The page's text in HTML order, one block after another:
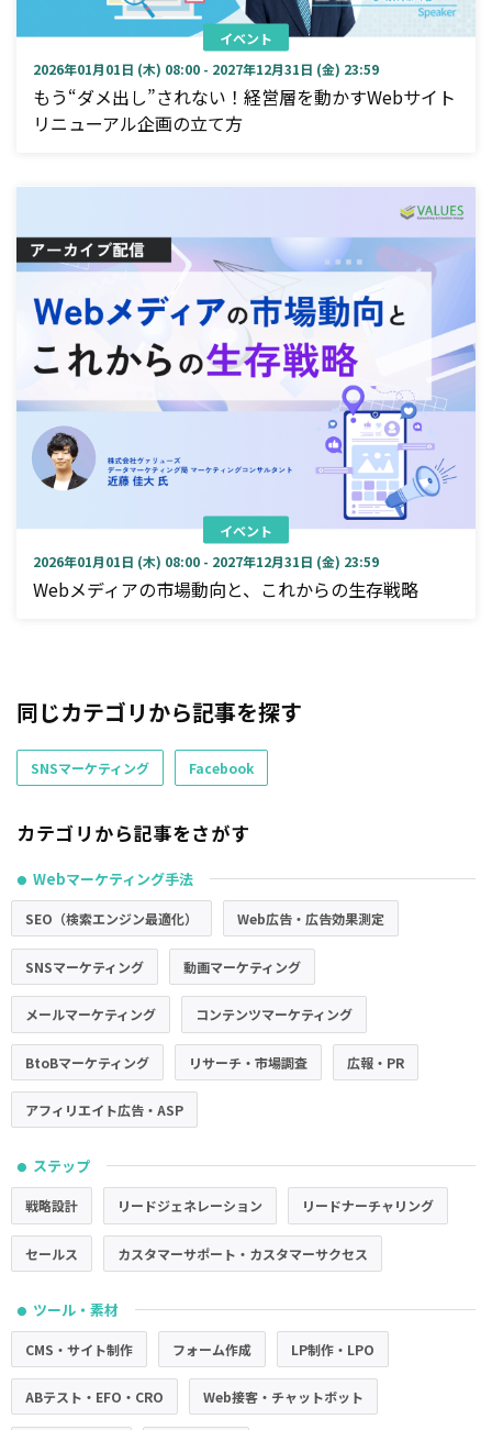
イベント
2026年01月01日 (木) 08:00 - 2027年12月31日 (金) 23:59
もう“ダメ出し”されない！経営層を動かすWebサイト
リニューアル企画の立て方
イベント
2026年01月01日 (木) 08:00 - 2027年12月31日 (金) 23:59
Webメディアの市場動向と、これからの生存戦略
同じカテゴリから記事を探す
SNSマーケティング Facebook
カテゴリから記事をさがす
● Webマーケティング手法
SEO（検索エンジン最適化） Web広告・広告効果測定
SNSマーケティング 動画マーケティング
メールマーケティング コンテンツマーケティング
BtoBマーケティング リサーチ・市場調査 広報・PR
アフィリエイト広告・ASP
● ステップ
戦略設計 リードジェネレーション リードナーチャリング
セールス カスタマーサポート・カスタマーサクセス
● ツール・素材
CMS・サイト制作 フォーム作成 LP制作・LPO
ABテスト・EFO・CRO Web接客・チャットボット